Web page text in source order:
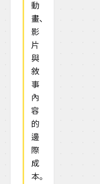
動
畫、
影
片
與
敘
事
內
容
的
邊
際
成
本。